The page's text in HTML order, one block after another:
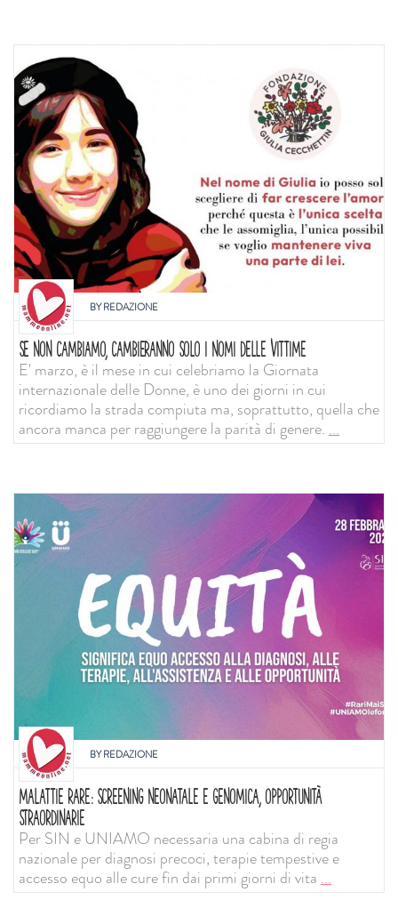
BYREDAZIONE
SE NON CAMBIAMO, CAMBIERANNO SOLO I NOMI DELLE VITTIME
E' marzo, è il mese in cui celebriamo la Giornata
internazionale delle Donne, è uno dei giorni in cui
ricordiamo la strada compiuta ma, soprattutto, quella che
ancora manca per raggiungere la parità di genere. ...
BYREDAZIONE
MALATTIE RARE: SCREENING NEONATALE E GENOMICA, OPPORTUNITÀ
STRAORDINARIE
Per SIN e UNIAMO necessaria una cabina di regia
nazionale per diagnosi precoci, terapie tempestive e
accesso equo alle cure fin dai primi giorni di vita ...